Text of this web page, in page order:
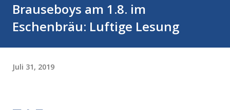
Brauseboys am 1.8. im
Eschenbräu: Luftige Lesung
Juli 31, 2019